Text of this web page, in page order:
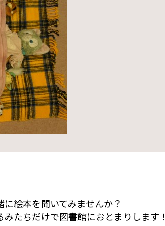
絵本を聞いてみませんか？
たちだけで図書館におとまりします！